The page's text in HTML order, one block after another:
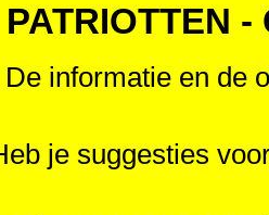
PATRIOTTEN
De informatie en de
je suggesties